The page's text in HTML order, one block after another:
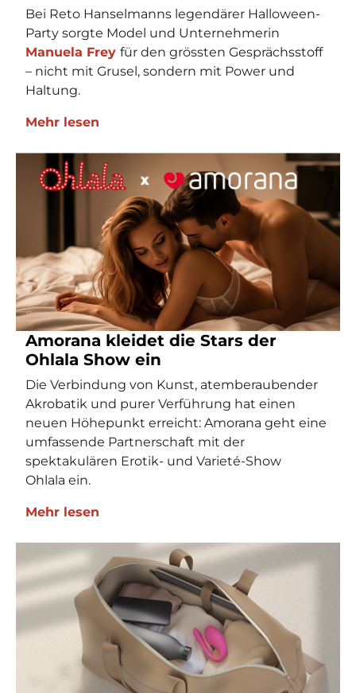
Bei Reto Hanselmanns legendärer Halloween-
Party sorgte Model und Unternehmerin
Manuela Frey für den grössten Gesprächsstoff
– nicht mit Grusel, sondern mit Power und
Haltung.
Mehr lesen
Amorana kleidet die Stars der
Ohlala Show ein
Die Verbindung von Kunst, atemberaubender
Akrobatik und purer Verführung hat einen
neuen Höhepunkt erreicht: Amorana geht eine
umfassende Partnerschaft mit der
spektakulären Erotik- und Varieté-Show
Ohlala ein.
Mehr lesen